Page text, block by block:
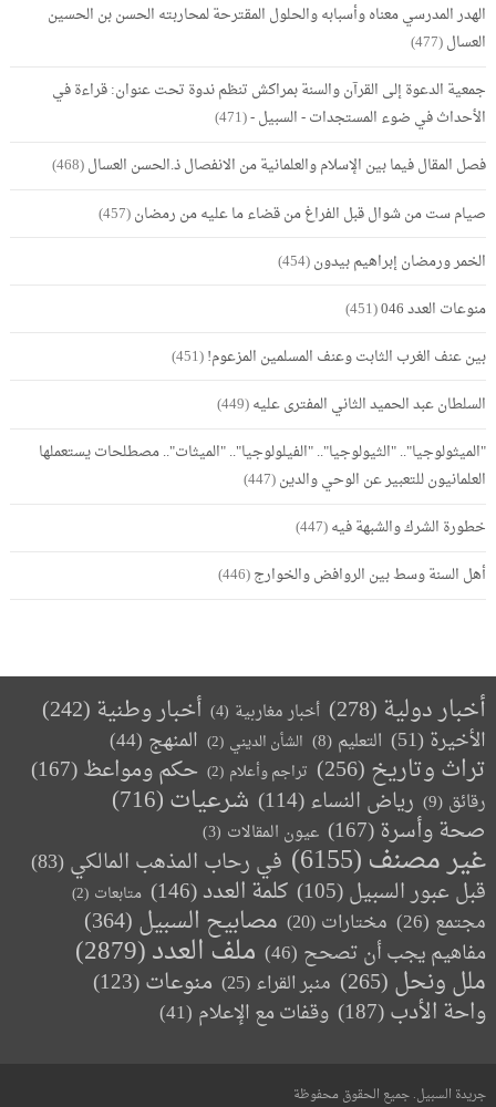
الهدر المدرسي معناه وأسبابه والحلول المقترحة لمحاربته الحسن بن الحسين
العسال(477)
جمعية الدعوة إلى القرآن والسنة بمراكش تنظم ندوة تحت عنوان: قراءة في
الأحداث في ضوء المستجدات - السبيل -(471)
فصل المقال فيما بين الإسلام والعلمانية من الانفصال ذ.الحسن العسال(468)
صيام ست من شوال قبل الفراغ من قضاء ما عليه من رمضان(457)
الخمر ورمضان إبراهيم بيدون(454)
منوعات العدد 046
(451)
بين عنف الغرب الثابت وعنف المسلمين المزعوم!(451)
السلطان عبد الحميد الثاني المفترى عليه(449)
"الميثولوجيا".. "الثيولوجيا".. "الفيلولوجيا".. "الميثات".. مصطلحات يستعملها
العلمانيون للتعبير عن الوحي والدين(447)
خطورة الشرك والشبهة فيه(447)
أهل السنة وسط بين الروافض والخوارج(446)
أخبار دولية (278) أخبار مغاربية (4) أخبار وطنية(242)
الأخيرة (51) التعليم (8) الشأن الديني (2) المنهج (44)
تراث وتاريخ(256) تراجم وأعلام (2) حكم ومواعظ(167)
رقائق (9) رياض النساء(114) شرعيات(716)
صحة وأسرة(167) عيون المقالات (3)
غير مصنف(6155) في رحاب المذهب المالكي (83)
قبل عبور السبيل(105) كلمة العدد(146) متابعات (2)
مجتمع (26) مختارات (20) مصابيح السبيل(364)
مفاهيم يجب أن تصحح (46) ملف العدد(2879)
ملل ونحل(265) منبر القراء(25) منوعات(123)
واحة الأدب(187) وقفات مع الإعلام (41)
جريدة السبيل. جميع الحقوق محفوظة